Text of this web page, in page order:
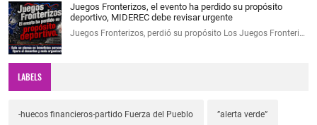
Juegos Fronterizos, el evento ha perdido su propósito
deportivo, MIDEREC debe revisar urgente
Juegos Fronterizos, perdió su propósito Los Juegos Fronteri…
LABELS
-huecos financieros-partido Fuerza del Pueblo ”alerta verde”